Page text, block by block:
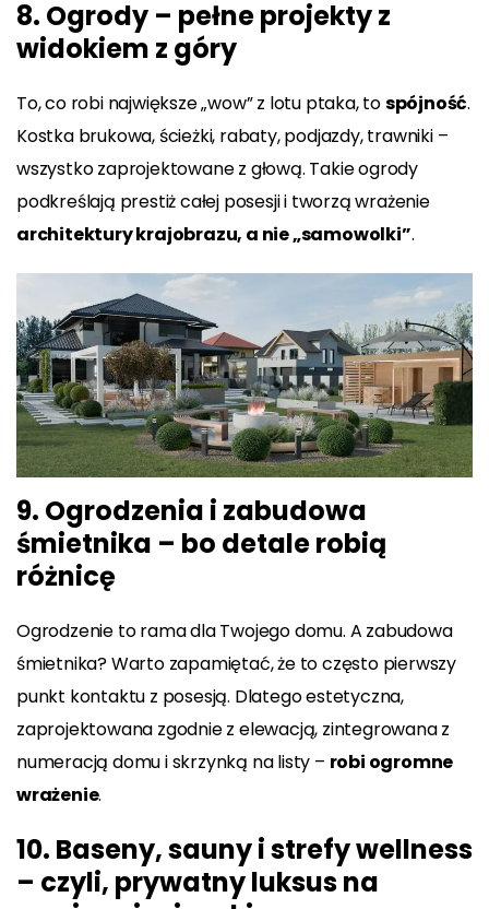
8. Ogrody – pełne projekty z
widokiem z góry
To, co robi największe „wow” z lotu ptaka, tospójność.
Kostka brukowa, ścieżki, rabaty, podjazdy, trawniki –
wszystko zaprojektowane z głową. Takie ogrody
podkreślają prestiż całej posesji i tworzą wrażenie
architektury krajobrazu, a nie „samowolki”.
9. Ogrodzenia i zabudowa
śmietnika – bo detale robią
różnicę
Ogrodzenie to rama dla Twojego domu. A zabudowa
śmietnika? Warto zapamiętać, że to często pierwszy
punkt kontaktu z posesją. Dlatego estetyczna,
zaprojektowana zgodnie z elewacją, zintegrowana z
numeracją domu i skrzynką na listy – robi ogromne
wrażenie.
10. Baseny, sauny i strefy wellness
– czyli, prywatny luksus na